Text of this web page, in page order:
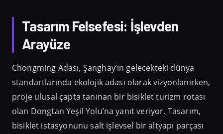
Tasarım Felsefesi: İşlevden
Arayüze
Chongming Adası, Şanghay’ın gelecekteki dünya
standartlarında ekolojik adası olarak vizyonlanırken,
proje ulusal çapta tanınan bir bisiklet turizm rotası
olan Dongtan Yeşil Yolu’na yanıt veriyor. Tasarım,
bisiklet istasyonunu salt işlevsel bir altyapı parçası